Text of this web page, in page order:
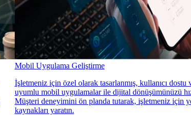
Mobil Uygulama Geliştirme
İşletmeniz için özel olarak tasarlanmış, kullanıcı dostu
uyumlu mobil uygulamalar ile dijital dönüşümünüzü
Müşteri deneyimini ön planda tutarak, işletmeniz için
kaynakları yaratın.